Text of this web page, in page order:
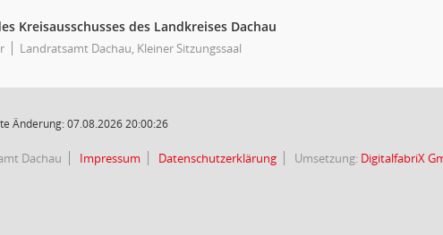
Kreisausschusses des Landkreises Dachau
Landratsamt Dachau, Kleiner Sitzungssaal
Änderung: 07.08.2026 20:00:26
Dachau Impressum Datenschutzerklärung Umsetzung: DigitalfabriX